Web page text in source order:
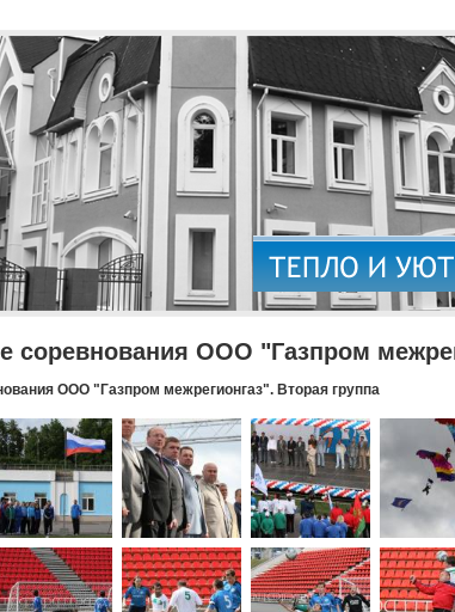
соревнования ООО "Газпром
ООО "Газпром межрегионгаз". Вторая группа